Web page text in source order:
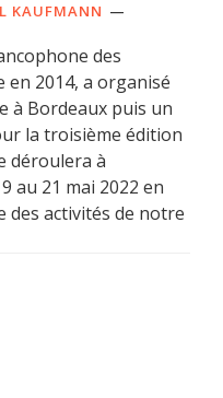
KAUFMANN
des
en 2014, a organisé
à Bordeaux puis un
la troisième édition
déroulera à
au 21 mai 2022 en
des activités de notre